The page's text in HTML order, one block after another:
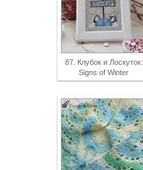
87. Клубок и Лоскуток:
Signs of Winter